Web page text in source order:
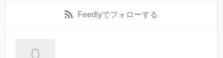
Feedlyでフォローする